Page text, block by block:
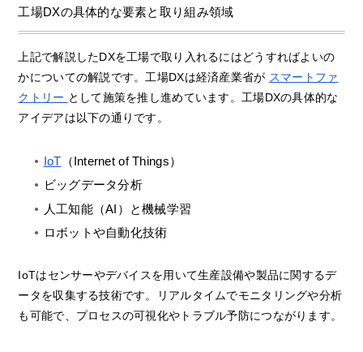
工場DXの具体的な要素と取り組み領域
上記で解説したDXを工場で取り入れるにはどうすればよいの
かについての解説です。工場DXは経済産業省が スマートファ
クトリー として施策を推し進めています。工場DXの具体的な
アイデアは以下の通りです。
IoT （Internet of Things）
ビッグデータ分析
人工知能（AI）と機械学習
ロボットや自動化技術
IoTはセンサーやデバイスを用いて生産設備や製品に関するデ
ータを収集する技術です。リアルタイムでモニタリングや分析
も可能で、プロセスの可視化やトラブル予防につながります。